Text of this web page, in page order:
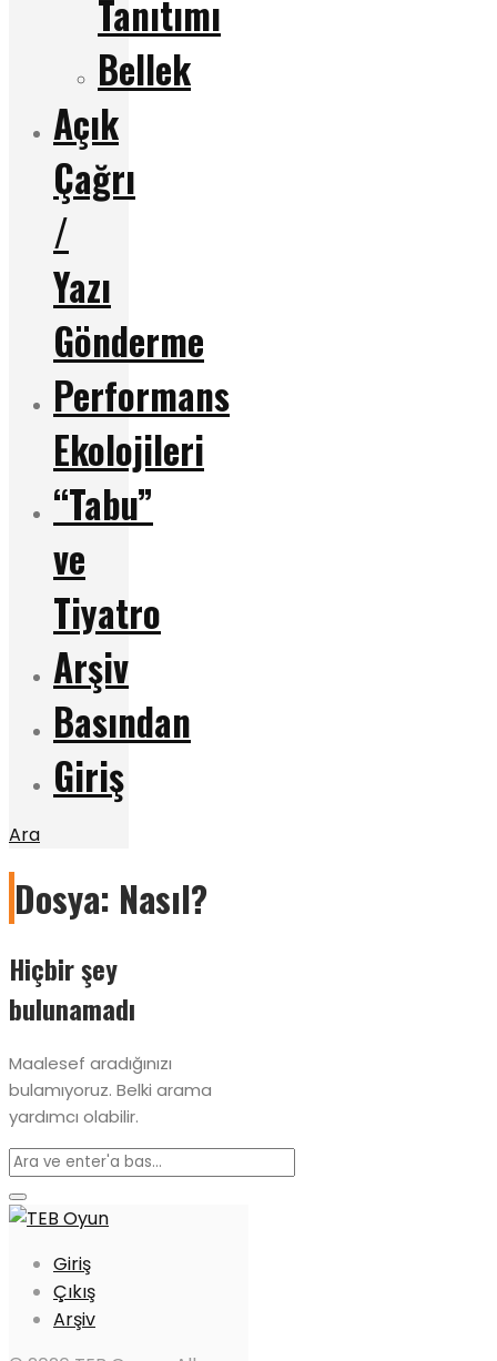
Tanıtımı
Bellek
Açık
Çağrı
/
Yazı
Gönderme
Performans
Ekolojileri
“Tabu”
ve
Tiyatro
Arşiv
Basından
Giriş
Ara
Dosya: Nasıl?
Hiçbir şey
bulunamadı
Maalesef aradığınızı
bulamıyoruz. Belki arama
yardımcı olabilir.
Giriş
Çıkış
Arşiv